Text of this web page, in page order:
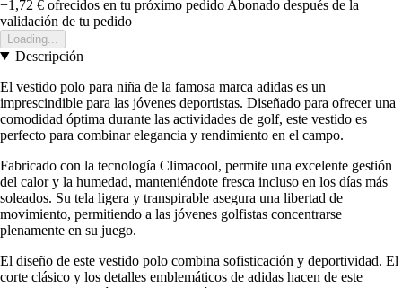
+1,72 € ofrecidos en tu próximo pedido Abonado después de la
validación de tu pedido
Loading...
Descripción
El vestido polo para niña de la famosa marca adidas es un
imprescindible para las jóvenes deportistas. Diseñado para ofrecer una
comodidad óptima durante las actividades de golf, este vestido es
perfecto para combinar elegancia y rendimiento en el campo.
Fabricado con la tecnología Climacool, permite una excelente gestión
del calor y la humedad, manteniéndote fresca incluso en los días más
soleados. Su tela ligera y transpirable asegura una libertad de
movimiento, permitiendo a las jóvenes golfistas concentrarse
plenamente en su juego.
El diseño de este vestido polo combina sofisticación y deportividad. El
corte clásico y los detalles emblemáticos de adidas hacen de este